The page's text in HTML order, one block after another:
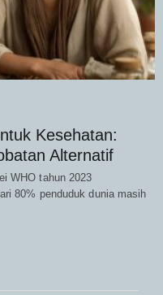
Kesehatan:
Alternatif
WHO tahun 2023
80% penduduk dunia masih